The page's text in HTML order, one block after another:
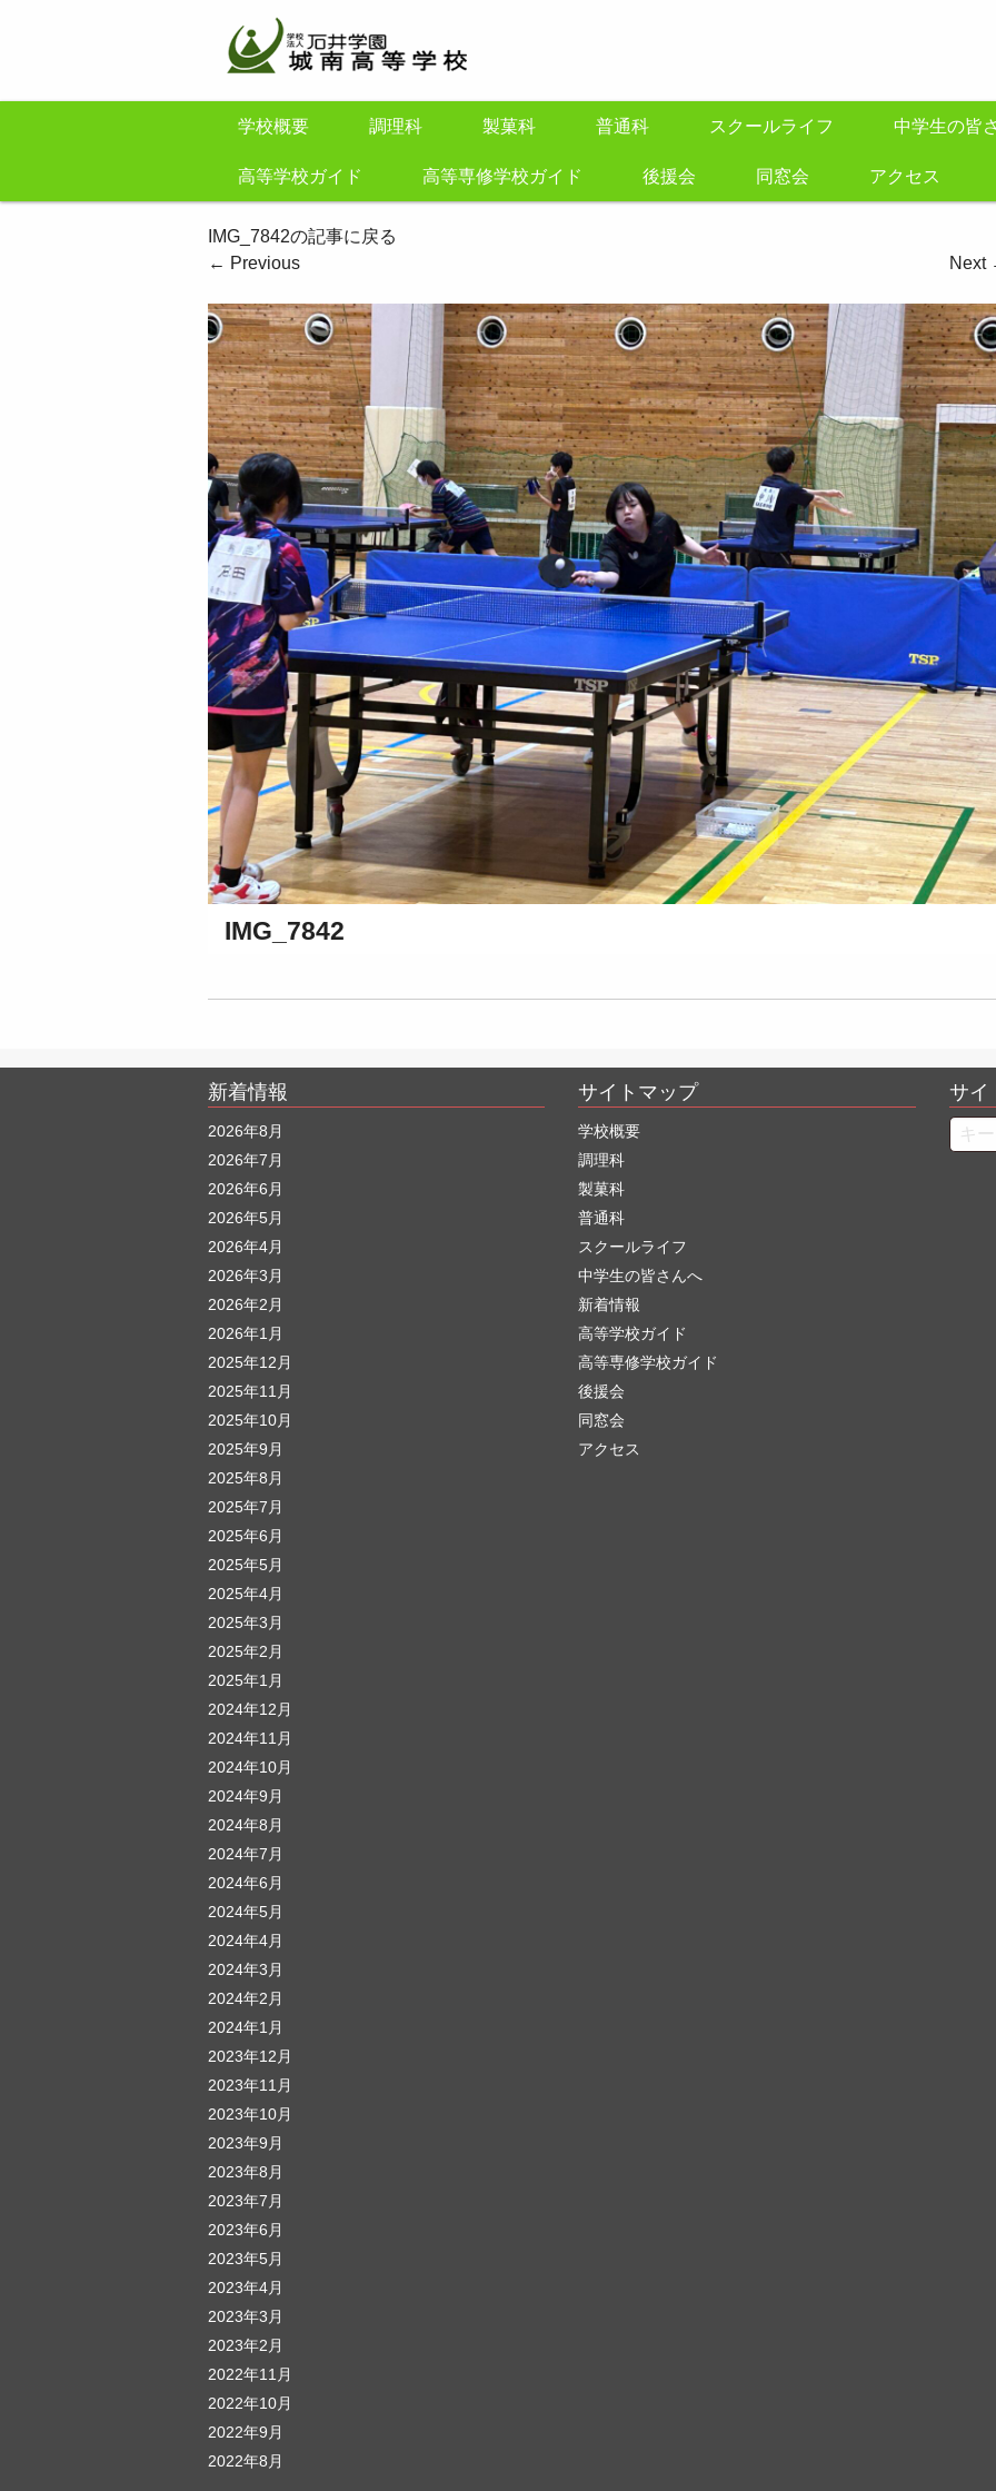
学校概要 調理科 製菓科 普通科 スクールライフ 中学生の皆
高等学校ガイド 高等専修学校ガイド 後援会 同窓会 アクセス
IMG_7842の記事に戻る
← Previous Next
IMG_7842
新着情報
2026年8月
2026年7月
2026年6月
2026年5月
2026年4月
2026年3月
2026年2月
2026年1月
2025年12月
2025年11月
2025年10月
2025年9月
2025年8月
2025年7月
2025年6月
2025年5月
2025年4月
2025年3月
2025年2月
2025年1月
2024年12月
2024年11月
2024年10月
2024年9月
2024年8月
2024年7月
2024年6月
2024年5月
2024年4月
2024年3月
2024年2月
2024年1月
2023年12月
2023年11月
2023年10月
2023年9月
2023年8月
2023年7月
2023年6月
2023年5月
2023年4月
2023年3月
2023年2月
2022年11月
2022年10月
2022年9月
2022年8月
サイトマップ
学校概要
調理科
製菓科
普通科
スクールライフ
中学生の皆さんへ
新着情報
高等学校ガイド
高等専修学校ガイド
後援会
同窓会
アクセス
サイ